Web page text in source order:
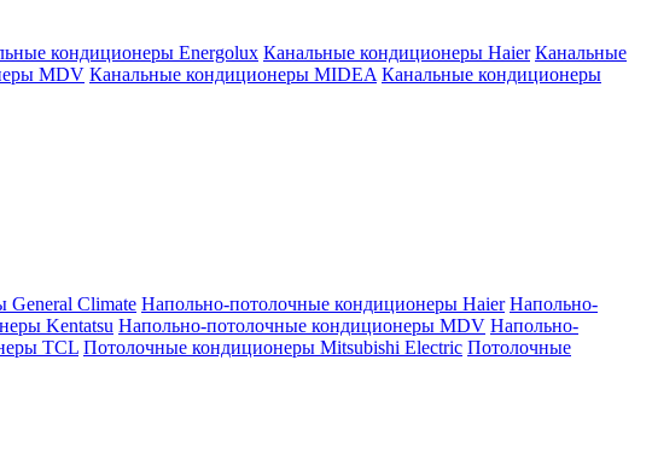
кондиционеры Energolux Канальные кондиционеры Haier Канальные
MDV Канальные кондиционеры MIDEA Канальные кондиционеры
Climate Напольно-потолочные кондиционеры Haier Напольно-
Kentatsu Напольно-потолочные кондиционеры MDV Напольно-
TCL Потолочные кондиционеры Mitsubishi Electric Потолочные